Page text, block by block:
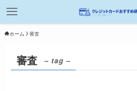
ホーム 審査
審査 – tag –